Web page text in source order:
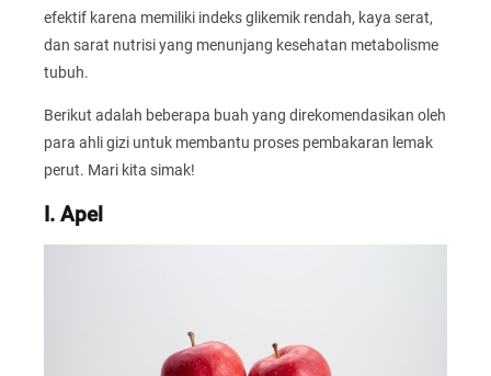
efektif karena memiliki indeks glikemik rendah, kaya serat,
dan sarat nutrisi yang menunjang kesehatan metabolisme
tubuh.
Berikut adalah beberapa buah yang direkomendasikan oleh
para ahli gizi untuk membantu proses pembakaran lemak
perut. Mari kita simak!
I. Apel